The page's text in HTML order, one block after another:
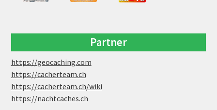
Partner
https://geocaching.com
https://cacherteam.ch
https://cacherteam.ch/wiki
https://nachtcaches.ch